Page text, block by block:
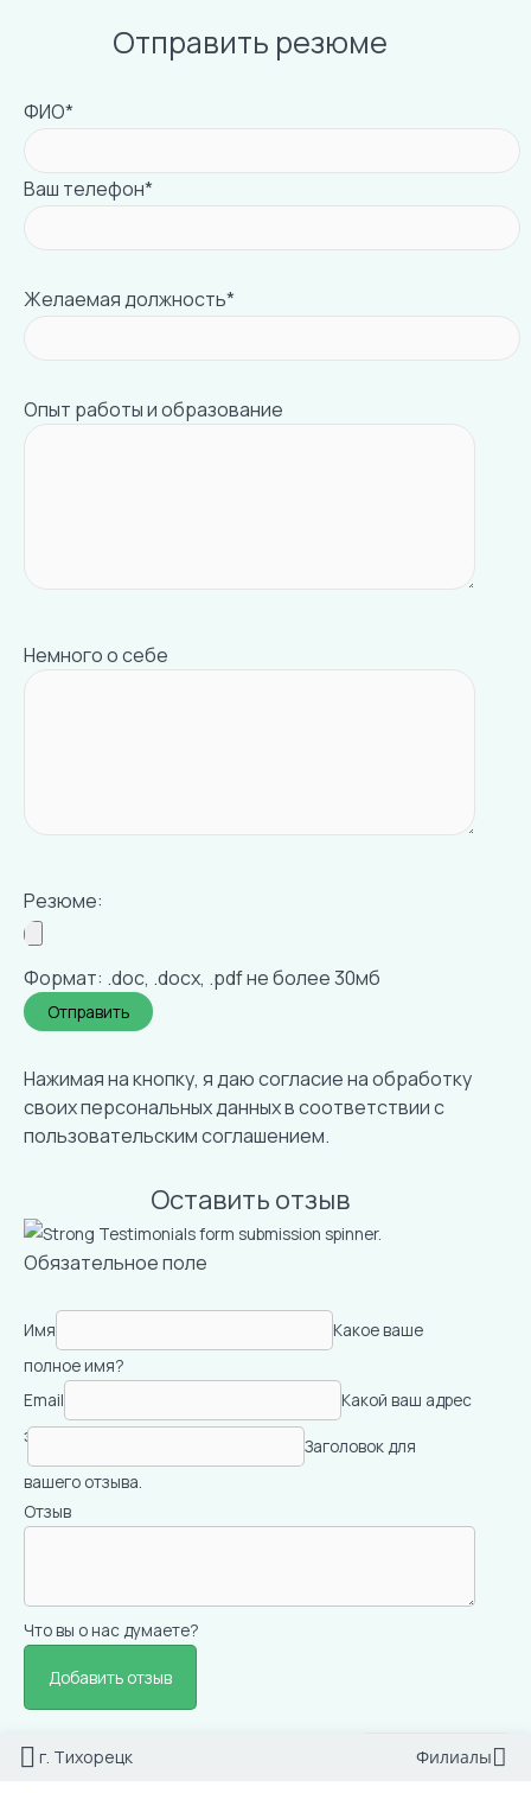
Отправить резюме
ФИО*
Ваш телефон*
Желаемая должность*
Опыт работы и образование
Немного о себе
Резюме:
Формат: .doc, .docx, .pdf не более 30мб
Нажимая на кнопку, я даю согласие на обработку
своих персональных данных в соответствии с
пользовательским соглашением.
Оставить отзыв
Обязательное поле
Имя
Какое ваше
полное имя?
Email
Какой ваш адрес
электронной почты?
Заголовок для
вашего отзыва.
Отзыв
Что вы о нас думаете?
Перейтиг. Тихорецк Филиалы